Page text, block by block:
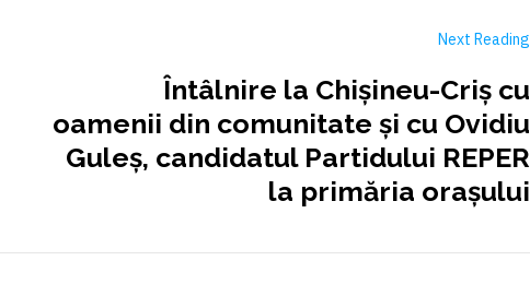
Next Reading
Întâlnire la Chişineu-Criş cu
oamenii din comunitate şi cu Ovidiu
Guleș, candidatul Partidului REPER
la primăria orașului